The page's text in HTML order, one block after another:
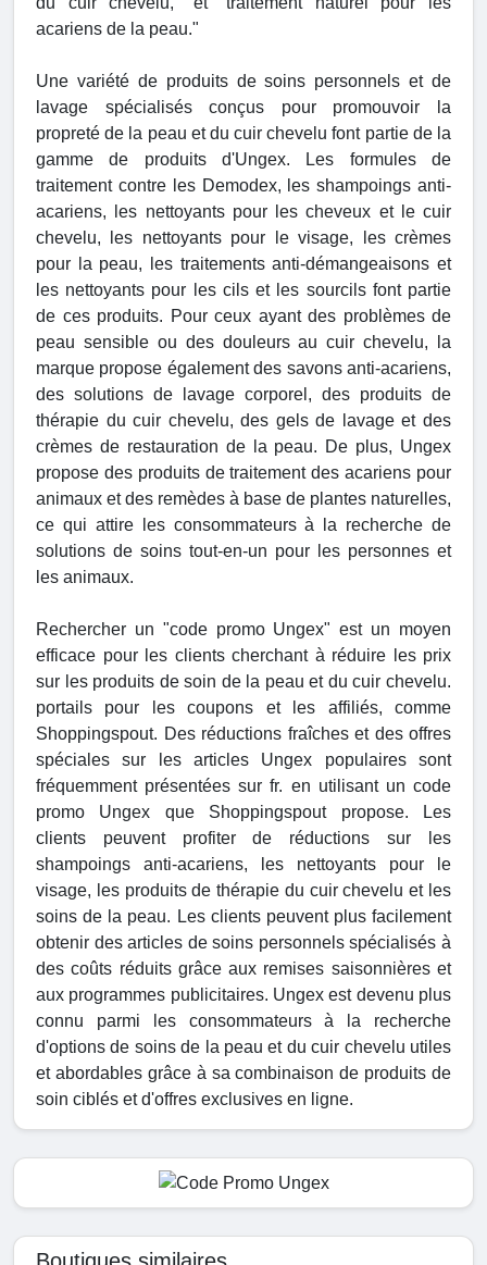
acariens de la peau."
Une variété de produits de soins personnels et de
lavage spécialisés conçus pour promouvoir la
propreté de la peau et du cuir chevelu font partie de la
gamme de produits d'Ungex. Les formules de
traitement contre les Demodex, les shampoings anti-
acariens, les nettoyants pour les cheveux et le cuir
chevelu, les nettoyants pour le visage, les crèmes
pour la peau, les traitements anti-démangeaisons et
les nettoyants pour les cils et les sourcils font partie
de ces produits. Pour ceux ayant des problèmes de
peau sensible ou des douleurs au cuir chevelu, la
marque propose également des savons anti-acariens,
des solutions de lavage corporel, des produits de
thérapie du cuir chevelu, des gels de lavage et des
crèmes de restauration de la peau. De plus, Ungex
propose des produits de traitement des acariens pour
animaux et des remèdes à base de plantes naturelles,
ce qui attire les consommateurs à la recherche de
solutions de soins tout-en-un pour les personnes et
les animaux.
Rechercher un "code promo Ungex" est un moyen
efficace pour les clients cherchant à réduire les prix
sur les produits de soin de la peau et du cuir chevelu.
portails pour les coupons et les affiliés, comme
Shoppingspout. Des réductions fraîches et des offres
spéciales sur les articles Ungex populaires sont
fréquemment présentées sur fr. en utilisant un code
promo Ungex que Shoppingspout propose. Les
clients peuvent profiter de réductions sur les
shampoings anti-acariens, les nettoyants pour le
visage, les produits de thérapie du cuir chevelu et les
soins de la peau. Les clients peuvent plus facilement
obtenir des articles de soins personnels spécialisés à
des coûts réduits grâce aux remises saisonnières et
aux programmes publicitaires. Ungex est devenu plus
connu parmi les consommateurs à la recherche
d'options de soins de la peau et du cuir chevelu utiles
et abordables grâce à sa combinaison de produits de
soin ciblés et d'offres exclusives en ligne.